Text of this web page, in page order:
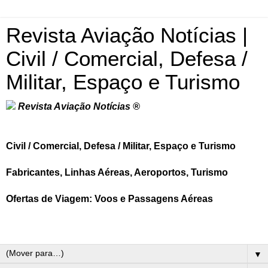
Revista Aviação Notícias |
Civil / Comercial, Defesa /
Militar, Espaço e Turismo
Revista Aviação Notícias ®
Civil / Comercial, Defesa / Militar, Espaço e Turismo
Fabricantes, Linhas Aéreas, Aeroportos, Turismo
Ofertas de Viagem: Voos e Passagens Aéreas
▼